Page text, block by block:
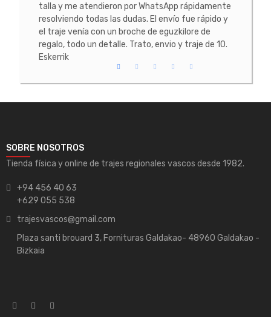
talla y me atendieron por WhatsApp rápidamente
resolviendo todas las dudas. El envío fue rápido y
el traje venía con un broche de eguzkilore de
regalo, todo un detalle. Trato, envio y traje de 10.
Eskerrik
SOBRE NOSOTROS
Tienda física y online de trajes regionales vascos desde 1982.
+94 456 40 63
+629 055 538
trajesvascos@gmail.com
Plaza santi brouard 3, Fornituras Galdakao- 48960 Galdakao -
Bizkaia